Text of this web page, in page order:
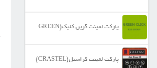
پارکت لمینت گرین کلیک(GREEN
CLICK)
پارکت لمینت کراستل(CRASTEL)